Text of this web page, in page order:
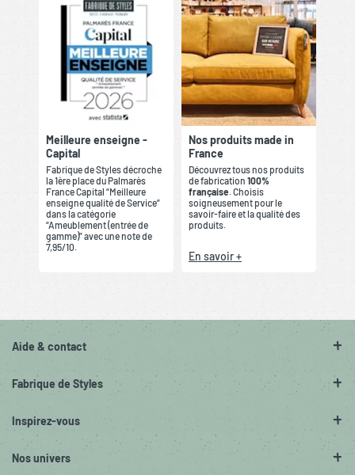
Meilleure enseigne -
Capital
Fabrique de Styles décroche
la 1ère place du Palmarès
France Capital “Meilleure
enseigne qualité de Service”
dans la catégorie
“Ameublement (entrée de
gamme)” avec une note de
7,95/10.
Nos produits made in
France
Découvrez tous nos produits
de fabrication 100%
française . Choisis
soigneusement pour le
savoir-faire et la qualité des
produits.
En savoir +
Aide & contact
Fabrique de Styles
Inspirez-vous
Nos univers